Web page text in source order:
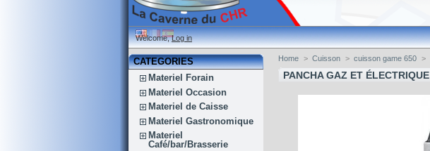
Welcome,Log in
CATEGORIES
Materiel Forain
Materiel Occasion
Materiel de Caisse
Materiel Gastronomique
Materiel
Café/bar/Brasserie
Home > Cuisson > cuisson game 650 >
PANCHA GAZ ET ÉLECTRIQUE